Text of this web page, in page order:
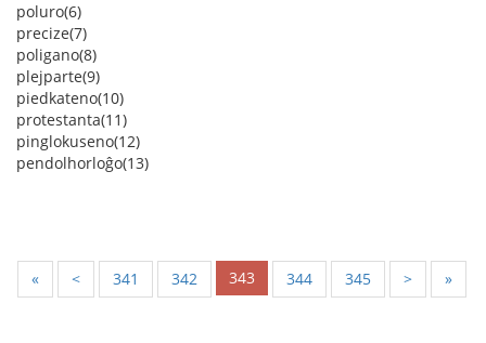
poluro(6)
precize(7)
poligano(8)
plejparte(9)
piedkateno(10)
protestanta(11)
pinglokuseno(12)
pendolhorloĝo(13)
« < 341 342 343 344 345 > »